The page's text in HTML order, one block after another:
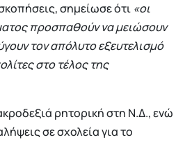
σημείωσε ότι «οι
προσπαθούν να μειώσουν
τον απόλυτο εξευτελισμό
στο τέλος της
ρητορική στη Ν.Δ., ενώ
σε σχολεία για το